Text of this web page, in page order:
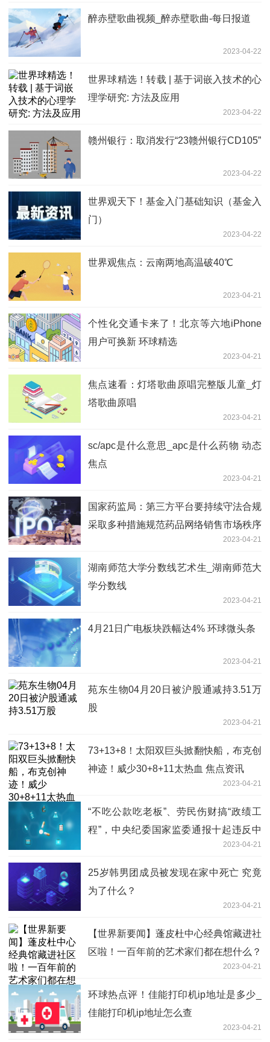
醉赤壁歌曲视频_醉赤壁歌曲-每日报道
2023-04-22
世界球精选！转载 | 基于词嵌入技术的心
理学研究: 方法及应用
2023-04-22
赣州银行：取消发行“23赣州银行CD105”
2023-04-22
世界观天下！基金入门基础知识（基金入
门）
2023-04-22
世界观焦点：云南两地高温破40℃
2023-04-21
个性化交通卡来了！北京等六地iPhone
用户可换新 环球精选
2023-04-21
焦点速看：灯塔歌曲原唱完整版儿童_灯
塔歌曲原唱
2023-04-21
sc/apc是什么意思_apc是什么药物 动态
焦点
2023-04-21
国家药监局：第三方平台要持续守法合规
采取多种措施规范药品网络销售市场秩序
2023-04-21
湖南师范大学分数线艺术生_湖南师范大
学分数线
2023-04-21
4月21日广电板块跌幅达4% 环球微头条
2023-04-21
苑东生物04月20日被沪股通减持3.51万
股
2023-04-21
73+13+8！太阳双巨头掀翻快船，布克创
神迹！威少30+8+11太热血 焦点资讯
2023-04-21
“不吃公款吃老板”、劳民伤财搞“政绩工
程”，中央纪委国家监委通报十起违反中
2023-04-21
25岁韩男团成员被发现在家中死亡 究竟
为了什么？
2023-04-21
【世界新要闻】蓬皮杜中心经典馆藏进社
区啦！一百年前的艺术家们都在想什么？
2023-04-21
环球热点评！佳能打印机ip地址是多少_
佳能打印机ip地址怎么查
2023-04-21